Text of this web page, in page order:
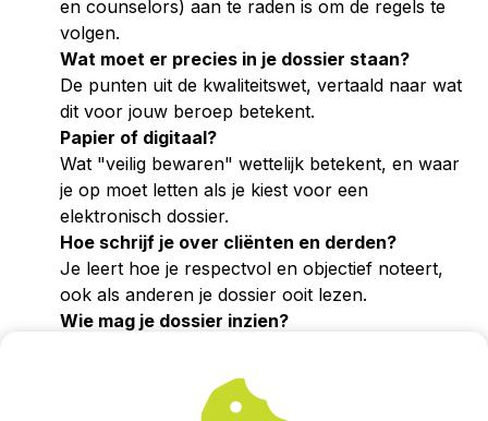
en counselors) aan te raden is om de regels te
volgen.
Wat moet er precies in je dossier staan?
De punten uit de kwaliteitswet, vertaald naar wat
dit voor jouw beroep betekent.
Papier of digitaal?
Wat "veilig bewaren" wettelijk betekent, en waar
je op moet letten als je kiest voor een
elektronisch dossier.
Hoe schrijf je over cliënten en derden?
Je leert hoe je respectvol en objectief noteert,
ook als anderen je dossier ooit lezen.
Wie mag je dossier inzien?
vertrouwenspersonen en administratieve